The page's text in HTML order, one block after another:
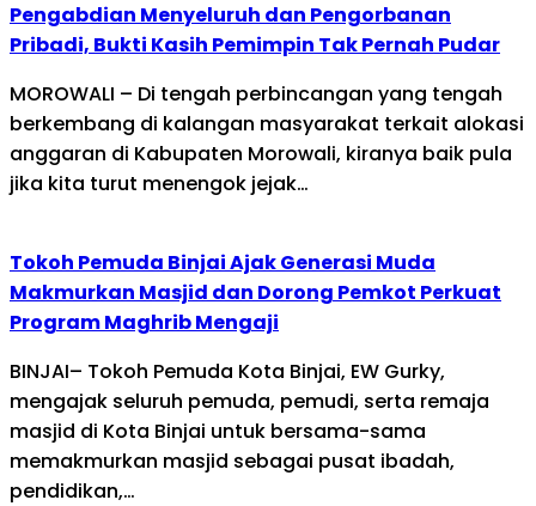
Pengabdian Menyeluruh dan Pengorbanan
Pribadi, Bukti Kasih Pemimpin Tak Pernah Pudar
MOROWALI – Di tengah perbincangan yang tengah
berkembang di kalangan masyarakat terkait alokasi
anggaran di Kabupaten Morowali, kiranya baik pula
jika kita turut menengok jejak…
Tokoh Pemuda Binjai Ajak Generasi Muda
Makmurkan Masjid dan Dorong Pemkot Perkuat
Program Maghrib Mengaji
BINJAI– Tokoh Pemuda Kota Binjai, EW Gurky,
mengajak seluruh pemuda, pemudi, serta remaja
masjid di Kota Binjai untuk bersama-sama
memakmurkan masjid sebagai pusat ibadah,
pendidikan,…